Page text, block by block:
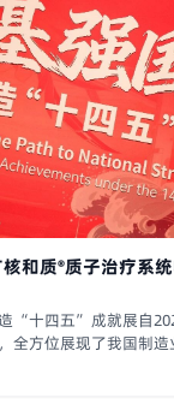
和质®质子治疗系
“十四五”成就展自
全方位展现了我国制
年5月31日，该展累计